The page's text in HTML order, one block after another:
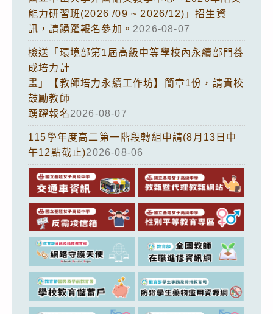
能力研習班(2026 /09 ~ 2026/12)」招生資
訊，請踴躍報名參加。 2026-08-07
檢送「環境部第1屆高級中等學校內永續部門養
成培力計
畫」【教師培力永續工作坊】簡章1份，請貴校
鼓勵教師
踴躍報名2026-08-07
115學年度高二第一階段轉組申請(8月13日中
午12點截止)2026-08-06